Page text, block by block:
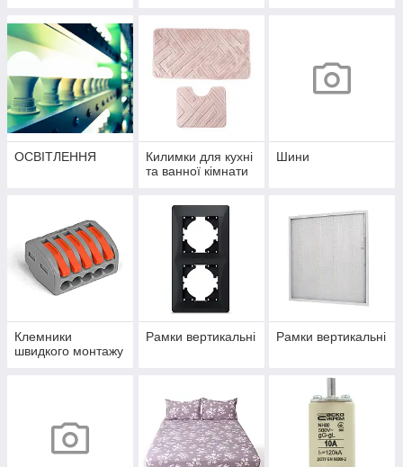
ОСВІТЛЕННЯ
Килимки для кухні
та ванної кімнати
Шини
Клемники
швидкого монтажу
Рамки вертикальні Рамки вертикальні